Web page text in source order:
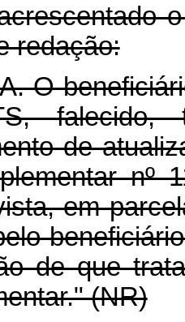
redação:
O
de
nº
em
de que
(NR)